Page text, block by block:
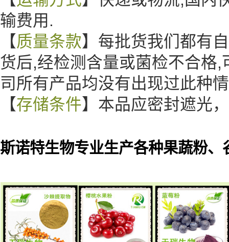
输费用.
【质量条款】每批货我们都有
货后,经检测含量或菌检不合格
司所有产品均没有出现过此种
【存储条件】本品应密封遮光
斯诺特生物专业生产各种果蔬粉